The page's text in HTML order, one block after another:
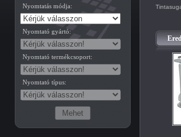
Nyomtatás módja:
Nyomtató gyártó:
Nyomtató termékcsoport:
Nyomtató típus: